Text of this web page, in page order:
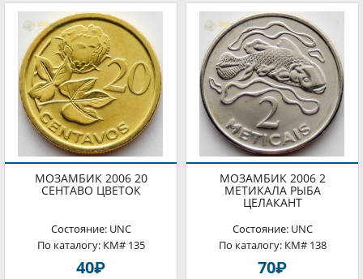
МОЗАМБИК 2006 20
СЕНТАВО ЦВЕТОК
Состояние: UNC
По каталогу: КМ# 135
40P
МОЗАМБИК 2006 2
МЕТИКАЛА РЫБА
ЦЕЛАКАНТ
Состояние: UNC
По каталогу: КМ# 138
70P